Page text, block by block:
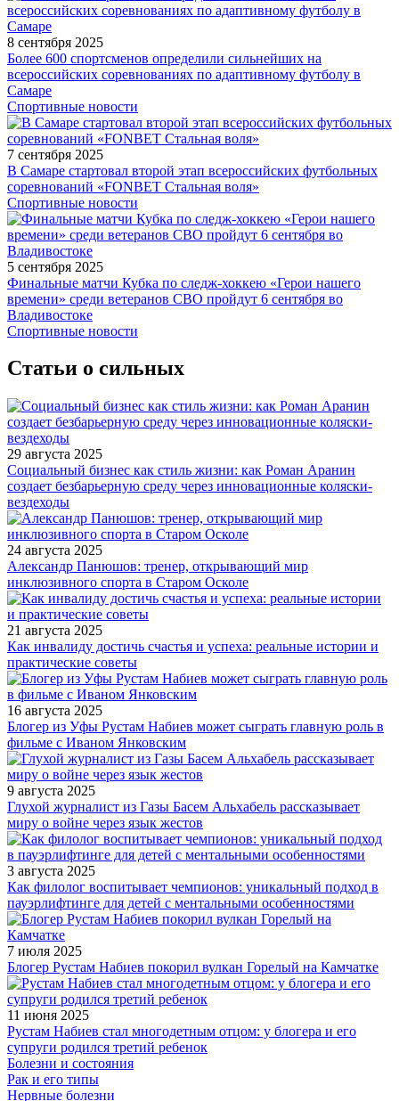
8 сентября 2025
Более 600 спортсменов определили сильнейших на
всероссийских соревнованиях по адаптивному футболу в
Самаре
Спортивные новости
7 сентября 2025
В Самаре стартовал второй этап всероссийских футбольных
соревнований «FONBET Стальная воля»
Спортивные новости
5 сентября 2025
Финальные матчи Кубка по следж-хоккею «Герои нашего
времени» среди ветеранов СВО пройдут 6 сентября во
Владивостоке
Спортивные новости
Статьи о сильных
29 августа 2025
Социальный бизнес как стиль жизни: как Роман Аранин
создает безбарьерную среду через инновационные коляски-
вездеходы
24 августа 2025
Александр Панюшов: тренер, открывающий мир
инклюзивного спорта в Старом Осколе
21 августа 2025
Как инвалиду достичь счастья и успеха: реальные истории и
практические советы
16 августа 2025
Блогер из Уфы Рустам Набиев может сыграть главную роль в
фильме с Иваном Янковским
9 августа 2025
Глухой журналист из Газы Басем Альхабель рассказывает
миру о войне через язык жестов
3 августа 2025
Как филолог воспитывает чемпионов: уникальный подход в
пауэрлифтинге для детей с ментальными особенностями
7 июля 2025
Блогер Рустам Набиев покорил вулкан Горелый на Камчатке
11 июня 2025
Рустам Набиев стал многодетным отцом: у блогера и его
супруги родился третий ребенок
Болезни и состояния
Рак и его типы
Нервные болезни